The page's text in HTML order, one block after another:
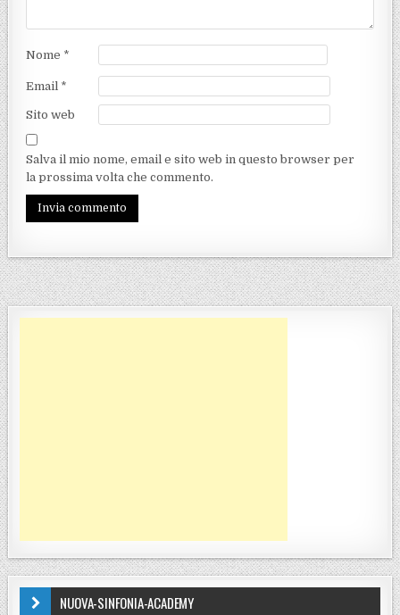
Nome *
Email *
Sito web
Salva il mio nome, email e sito web in questo browser per
la prossima volta che commento.
NUOVA-SINFONIA-ACADEMY